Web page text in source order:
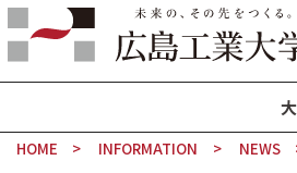
HOME INFORMATION NEWS